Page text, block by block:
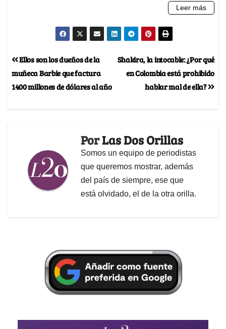
Shakira, la intocable: ¿Por qué
en Colombia está prohibido
hablar mal de ella?
Ellos son los dueños de la
muñeca Barbie que factura
1400 millones de dólares al año
PorLas Dos Orillas
Somos un equipo de periodistas
que queremos mostrar, además
del país de siempre, ese que
está olvidado, el de la otra orilla.